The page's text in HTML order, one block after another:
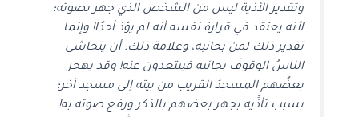
وتقدير الأذية ليس من الشخص الذي جهر بصوته؛
لأنه يعتقد في قرارة نفسه أنه لم يؤذ أحدًا! وإنما
تقدير ذلك لمن بجانبه، وعلامة ذلك: أن يتحاشى
الناسُ الوقوفَ بجانبه فيبتعدون عنه! وقد يهجر
بعضُهم المسجدَ القريب من بيته إلى مسجد آخر؛
بسبب تأذِّيه بجهر بعضهم بالذكر ورفع صوته به!